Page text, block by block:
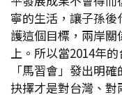
寧的生活，讓子孫
護這個目標，兩岸
上。所以當2014年
「馬習會」發出明
抉擇才是對台灣、對